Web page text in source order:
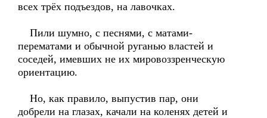
всех трёх подъездов, на лавочках.
Пили шумно, с песнями, с матами-
перематами и обычной руганью властей и
соседей, имевших не их мировоззренческую
ориентацию.
Но, как правило, выпустив пар, они
добрели на глазах, качали на коленях детей и